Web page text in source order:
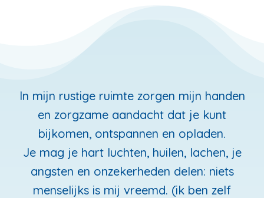
In mijn rustige ruimte zorgen mijn handen
en zorgzame aandacht dat je kunt
bijkomen, ontspannen en opladen.
Je mag je hart luchten, huilen, lachen, je
angsten en onzekerheden delen: niets
menselijks is mij vreemd. (ik ben zelf